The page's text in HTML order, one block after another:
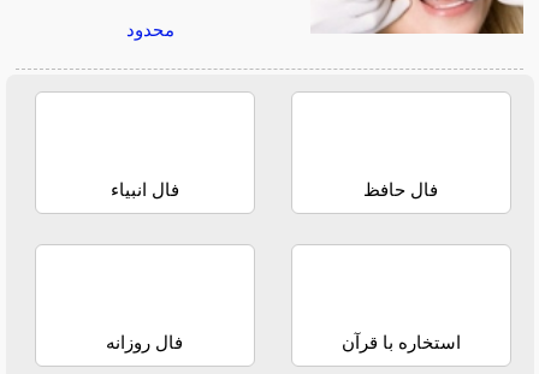
محدود
فال حافظ فال انبیاء
استخاره با قرآن فال روزانه